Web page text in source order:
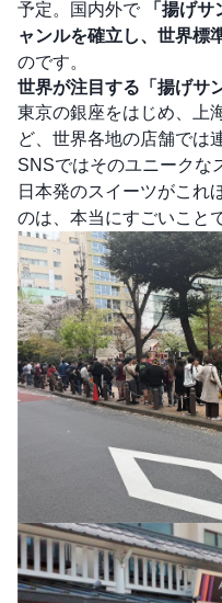
予定。国内外で
「揚げ
ャンルを確立し、世界標
のです。
世界が注目する「揚げサ
東京の銀座をはじめ、上
ど、世界各地の店舗では
SNSではそのユニークな
日本発のスイーツがこれ
のは、本当にすごいこと